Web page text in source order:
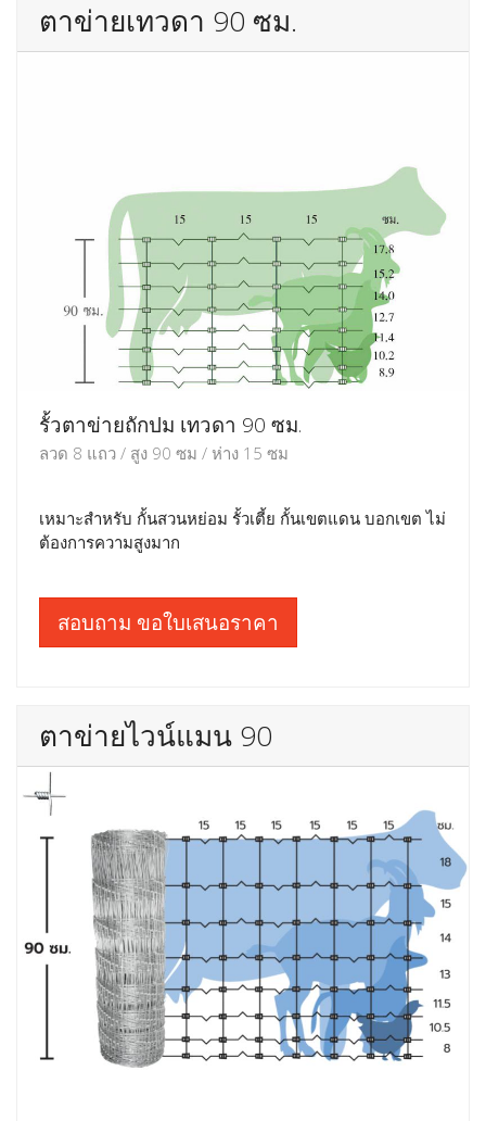
ตาข่ายเทวดา 90 ซม.
รั้วตาข่ายถักปม เทวดา 90 ซม.
ลวด 8 แถว / สูง 90 ซม / ห่าง 15 ซม
เหมาะสำหรับ กั้นสวนหย่อม รั้วเตี้ย กั้นเขตแดน บอกเขต ไม่
ต้องการความสูงมาก
สอบถาม ขอใบเสนอราคา
ตาข่ายไวน์แมน 90